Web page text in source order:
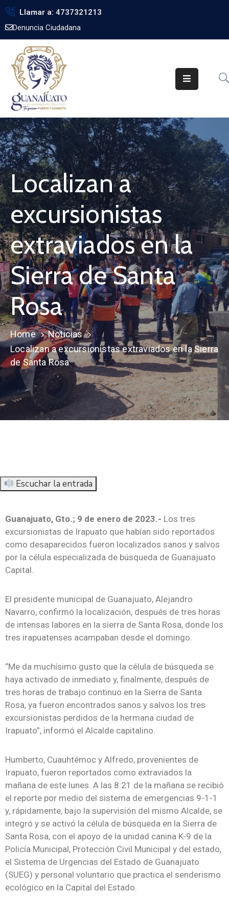
Llamar a: 4737321213
Denuncia Ciudadana
Inicio
Gobierno
Trámites
Noticias
Transparencia
Obra
Pública
Biblioteca
Localizan a
excursionistas
extraviados en la
Sierra de Santa
Rosa
Home
Noticias
Localizan a excursionistas extraviados en la Sierra
de Santa Rosa
Escuchar la entrada
Guanajuato, Gto.; 9 de enero de 2023.- Los tres
excursionistas de Irapuato que habían sido reportados
como desaparecidos fueron localizados sanos y salvos
por la célula especializada de búsqueda de Guanajuato
Capital.
El presidente municipal de Guanajuato, Alejandro
Navarro, confirmó la localización, después de tres horas
de intensas labores en la sierra de Santa Rosa, donde los
tres irapuatenses acampaban desde el domingo.
“Me da muchísimo gusto que la célula de búsqueda se
haya activado de inmediato y, finalmente, después de
tres horas de trabajo continuo en la Sierra de Santa
Rosa, ya fueron encontrados sanos y salvos los tres
excursionistas perdidos de la hermana ciudad de
Irapuato”, informó el Alcalde capitalino.
Humberto, Cuauhtémoc y Alfredo, provenientes de
Irapuato, fueron reportados como extraviados la
mañana de este lunes. A las 8:21 de la mañana se recibió
el reporte por medio del sistema de emergencias 9-1-1
y, rápidamente, bajo la supervisión del mismo Alcalde, se
integró y se activó la célula de búsqueda en la Sierra de
Santa Rosa, con el apoyo de la unidad canina K-9 de la
Policía Municipal, Protección Civil Municipal y del estado,
el Sistema de Urgencias del Estado de Guanajuato
(SUEG) y personal voluntario que practica el senderismo
ecológico en la Capital del Estado.